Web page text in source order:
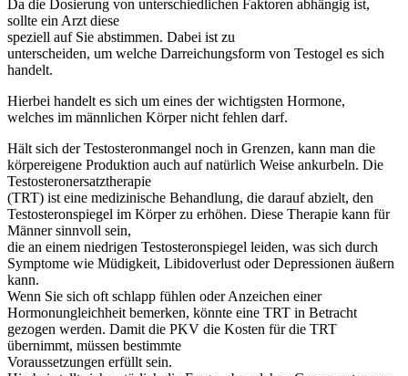
Da die Dosierung von unterschiedlichen Faktoren abhängig ist,
sollte ein Arzt diese
speziell auf Sie abstimmen. Dabei ist zu
unterscheiden, um welche Darreichungsform von Testogel es sich
handelt.
Hierbei handelt es sich um eines der wichtigsten Hormone,
welches im männlichen Körper nicht fehlen darf.
Hält sich der Testosteronmangel noch in Grenzen, kann man die
körpereigene Produktion auch auf natürlich Weise ankurbeln. Die
Testosteronersatztherapie
(TRT) ist eine medizinische Behandlung, die darauf abzielt, den
Testosteronspiegel im Körper zu erhöhen. Diese Therapie kann für
Männer sinnvoll sein,
die an einem niedrigen Testosteronspiegel leiden, was sich durch
Symptome wie Müdigkeit, Libidoverlust oder Depressionen äußern
kann.
Wenn Sie sich oft schlapp fühlen oder Anzeichen einer
Hormonungleichheit bemerken, könnte eine TRT in Betracht
gezogen werden. Damit die PKV die Kosten für die TRT
übernimmt, müssen bestimmte
Voraussetzungen erfüllt sein.